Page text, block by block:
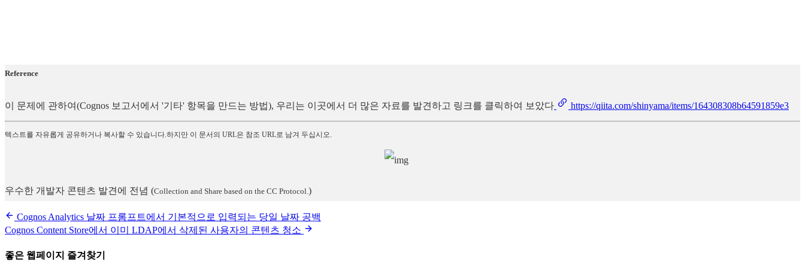
Reference
이 문제에 관하여(Cognos 보고서에서 '기타' 항목을 만드는 방법), 우리는 이곳에서 더 많은 자료를 발견하고 링크를 클릭하여 보았다 https://qiita.com/shinyama/items/164308308b64591859e3
텍스트를 자유롭게 공유하거나 복사할 수 있습니다.하지만 이 문서의 URL은 참조 URL로 남겨 두십시오.
우수한 개발자 콘텐츠 발견에 전념 (Collection and Share based on the CC Protocol. )
Cognos Analytics 날짜 프롬프트에서 기본적으로 입력되는 당일 날짜 공백
Cognos Content Store에서 이미 LDAP에서 삭제된 사용자의 콘텐츠 청소
좋은 웹페이지 즐겨찾기